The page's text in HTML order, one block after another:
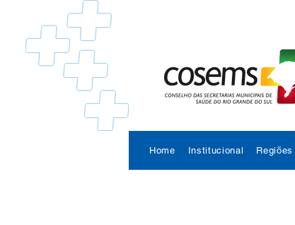
Home Institucional